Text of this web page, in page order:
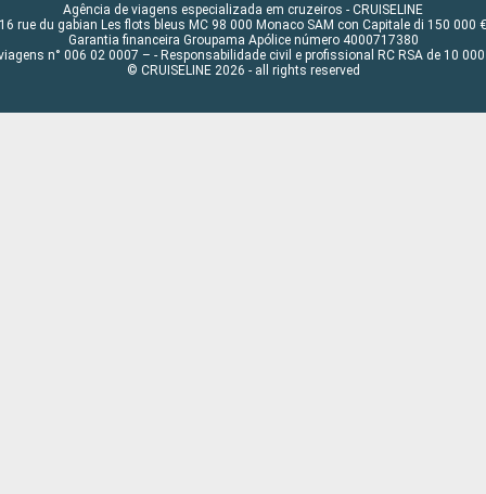
Agência de viagens especializada em cruzeiros - CRUISELINE
16 rue du gabian Les flots bleus MC 98 000 Monaco SAM con Capitale di 150 000 €
Garantia financeira Groupama Apólice número 4000717380
n° 006 02 0007 – - Responsabilidade civil e profissional RC RSA de 10 000
© CRUISELINE 2026 - all rights reserved